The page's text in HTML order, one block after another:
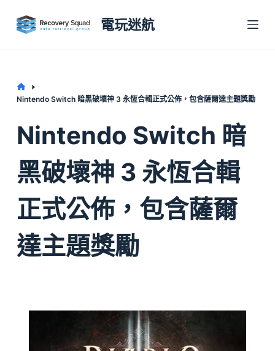
S
k
o
電玩迷航
Home
Nintendo Switch 暗黑破壞神 3 永恆合輯正式公佈，包含薩爾達主題獎勵
Nintendo Switch 暗
黑破壞神 3 永恆合輯
正式公佈，包含薩爾
達主題獎勵